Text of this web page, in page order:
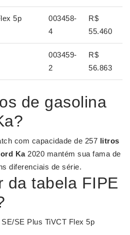
5p
003458-
4
R$
55.460
003459-
2
R$
56.863
de gasolina
com capacidade de 257 litros
Ka2020 mantém sua fama de
diferenciais de série.
da tabela FIPE
SE Plus TiVCT Flex 5p